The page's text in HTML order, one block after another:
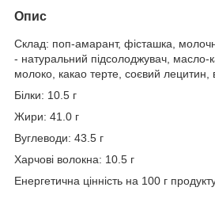
Опис
Склад: поп-амарант, фісташка,
- натуральний підсолоджувач, масло-
молоко, какао терте, соєвий лецитин,
Білки: 10.5 г
Жири: 41.0 г
Вуглеводи: 43.5 г
Харчові волокна: 10.5 г
Енергетична цінність на 100 г